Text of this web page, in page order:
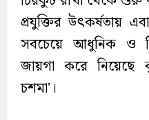
প্রযুক্তির উৎকর্ষতায়
সবচেয়ে আধুনিক ও
জায়গা করে নিয়েছে
চশমা'।